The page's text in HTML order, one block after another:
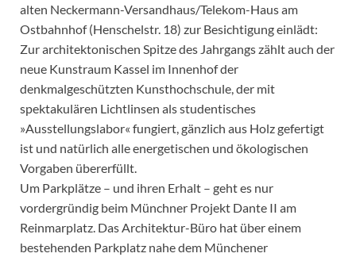
alten Neckermann-Versandhaus/Telekom-Haus am
Ostbahnhof (Henschelstr. 18) zur Besichtigung einlädt:
Zur architektonischen Spitze des Jahrgangs zählt auch der
neue Kunstraum Kassel im Innenhof der
denkmalgeschützten Kunsthochschule, der mit
spektakulären Lichtlinsen als studentisches
»Ausstellungslabor« fungiert, gänzlich aus Holz gefertigt
ist und natürlich alle energetischen und ökologischen
Vorgaben übererfüllt.
Um Parkplätze – und ihren Erhalt – geht es nur
vordergründig beim Münchner Projekt Dante II am
Reinmarplatz. Das Architektur-Büro hat über einem
bestehenden Parkplatz nahe dem Münchener